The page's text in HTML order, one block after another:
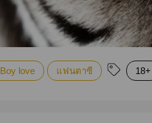
Boy love แฟนตาซี 18+